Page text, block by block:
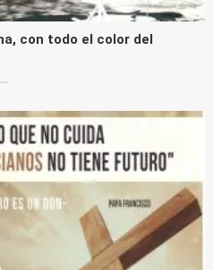
con todo el color del